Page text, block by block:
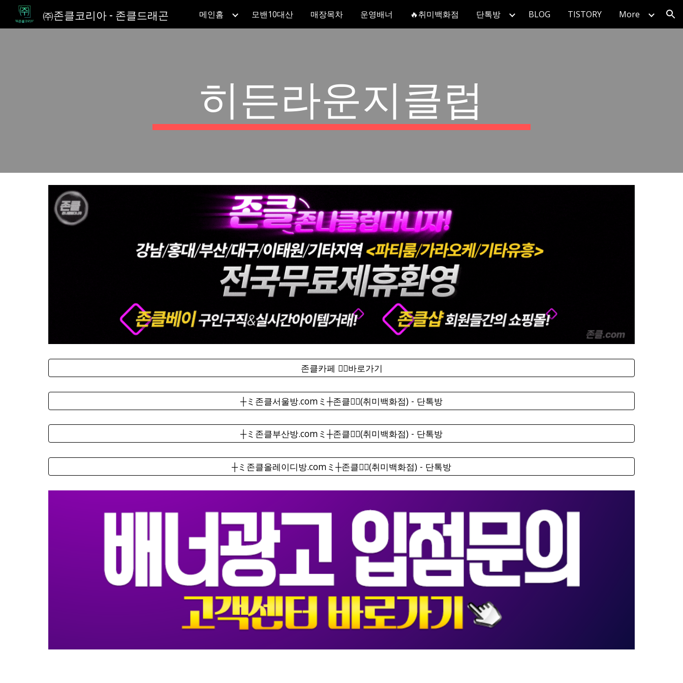
Skip to main content Skip to navigation
㈜존클코리아 - 존클드래곤 메인홈 모밴10대산 매장목차 운영배너 🔥취미백화점 단톡방 BLOG TISTORY More
히든라운지클럽
존클카페 ❤️‍🔥바로가기
┼ミ존클서울방.comミ┼존클❤️‍🔥(취미백화점) - 단톡방
┼ミ존클부산방.comミ┼존클❤️‍🔥(취미백화점) - 단톡방
┼ミ존클올레이디방.comミ┼존클❤️‍🔥(취미백화점) - 단톡방